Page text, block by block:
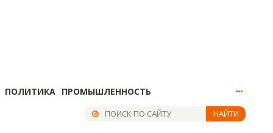
ПОЛИТИКА ПРОМЫШЛЕННОСТЬ
НАЙТИ